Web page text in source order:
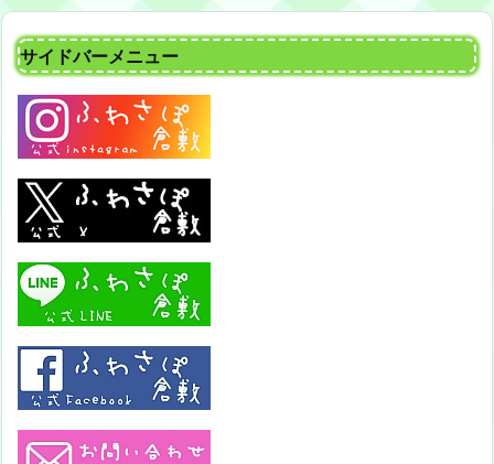
サイドバーメニュー